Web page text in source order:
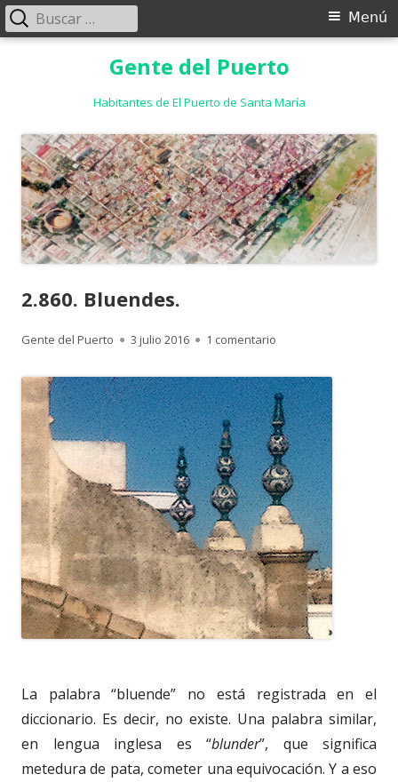
Gente del Puerto
Habitantes de El Puerto de Santa María
Menú
Menú
Buscar:
2.860. Bluendes.
Autor
Gente del Puerto
Publicado
3 julio 2016 1 comentario
La palabra “bluende” no está registrada en el
diccionario. Es decir, no existe. Una palabra similar,
en lengua inglesa es “blunder”, que significa
metedura de pata, cometer una equivocación. Y a eso